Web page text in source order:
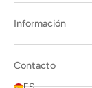
Información
Contacto